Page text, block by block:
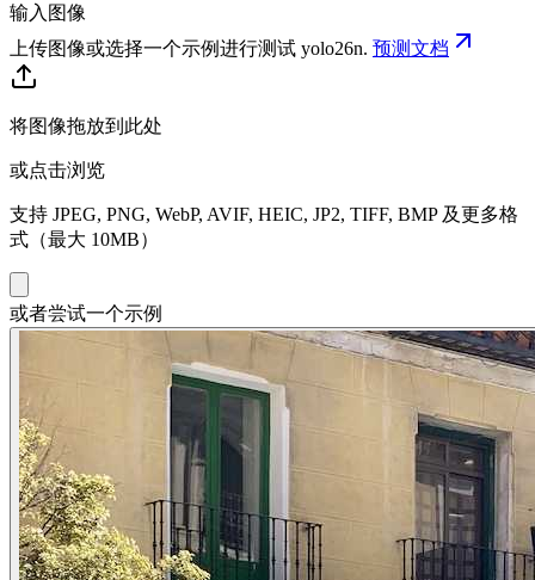
输入图像
上传图像或选择一个示例进行测试 yolo26n. 预测文档
将图像拖放到此处
或点击浏览
支持 JPEG, PNG, WebP, AVIF, HEIC, JP2, TIFF, BMP 及更多格
式（最大 10MB）
或者尝试一个示例